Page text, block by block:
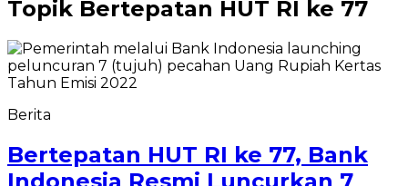
Topik Bertepatan HUT RI ke 77
Berita
Bertepatan HUT RI ke 77, Bank